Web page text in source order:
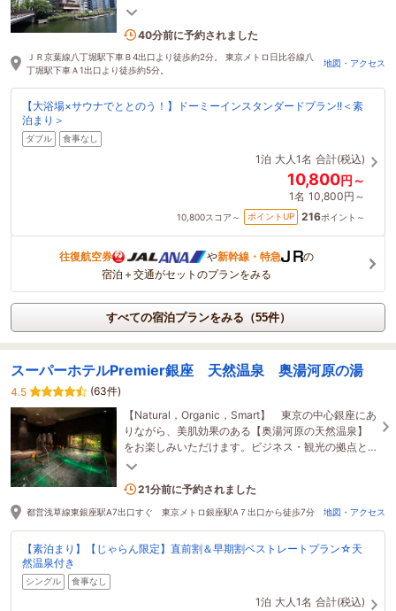
イキングでは、彩り寿司をご堪能いただけます！
3名がこの宿を見ています
40分前に予約されました
ＪＲ京葉線八丁堀駅下車Ｂ4出口より徒歩約2分。 東京メトロ日比谷線八
丁堀駅下車Ａ1出口より徒歩約5分。
地図・アクセス
【大浴場×サウナでととのう！】ドーミーインスタンダードプラン!!＜素
泊まり＞
ダブル 食事なし
1泊 大人1名 合計(税込)
10,800円～
1名 10,800円～
10,800スコア～ ポイントUP 216ポイント～
往復航空券 や新幹線・特急
の
宿泊＋交通がセットのプランをみる
すべての宿泊プランをみる（55件）
スーパーホテルPremier銀座 天然温泉 奥湯河原の湯
4.5
(63件)
【Natural，Organic，Smart】 東京の中心銀座にあ
りながら、美肌効果のある【奥湯河原の天然温泉】
をお楽しみいただけます。ビジネス・観光の拠点と
してご利用くださいませ。
2名がこの宿を見ています
21分前に予約されました
都営浅草線東銀座駅A7出口すぐ 東京メトロ銀座駅A７出口から徒歩7分 地図・アクセス
【素泊まり】【じゃらん限定】直前割＆早期割ベストレートプラン☆天
然温泉付き
シングル 食事なし
1泊 大人1名 合計(税込)